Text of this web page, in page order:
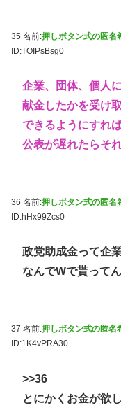
35 名前:押しボタン式の匿名
ID:TOIPsBsg0
企業、団体、個人
献金したかを受け
できるようにすれ
公表が遅れたらそ
36 名前:押しボタン式の匿名
ID:hHx99Zcs0
政党助成金って企
なんでWで貰って
37 名前:押しボタン式の匿名
ID:1K4vPRA30
>>36
とにかくお金が欲